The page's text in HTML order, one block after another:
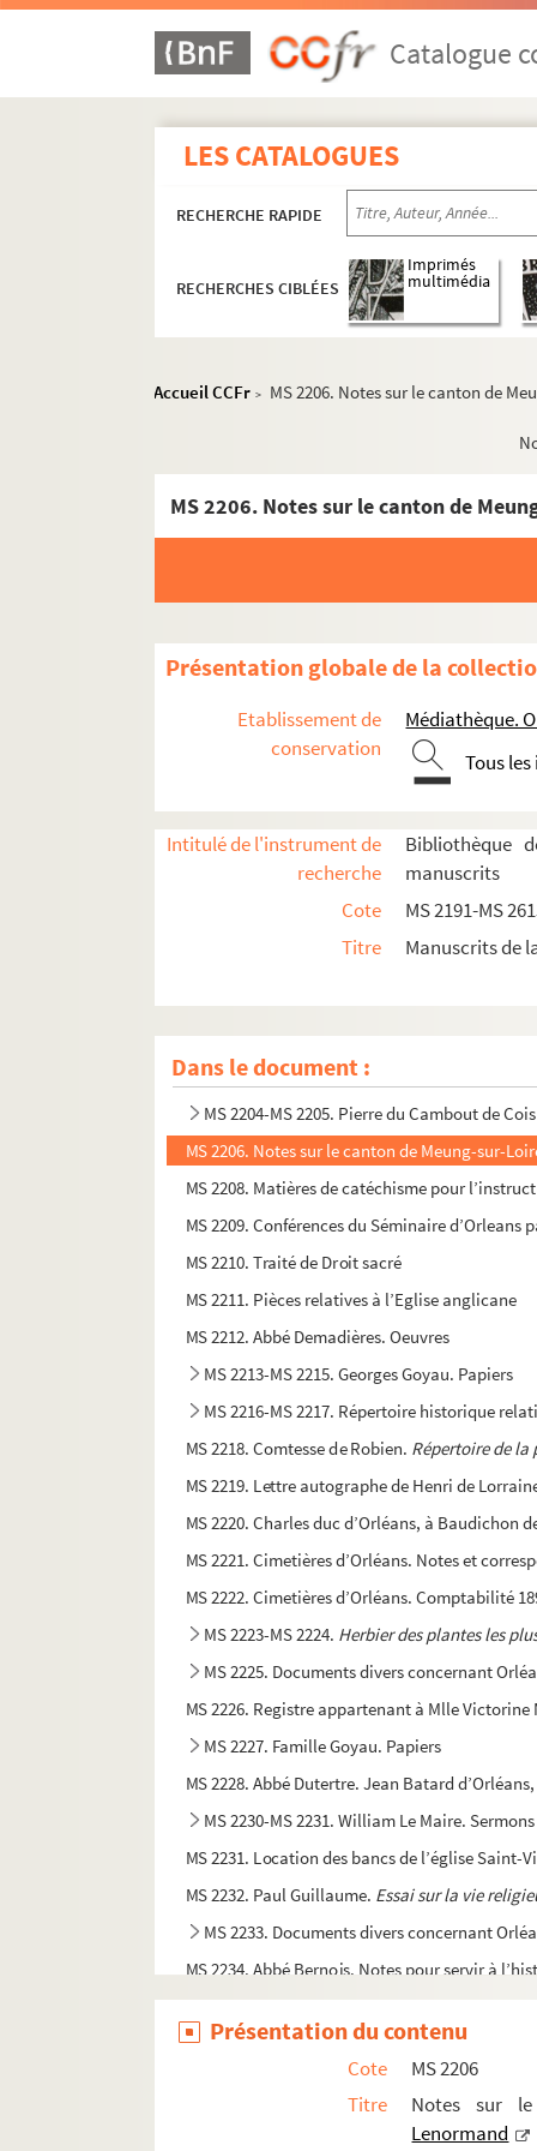
Catalogue
LES CATALOGUES
RECHERCHE RAPIDE
RECHERCHES CIBLÉES
Imprimés
multimédia
Accueil CCFr > MS 2206. Notes sur le canton de
MS 2206. Notes sur le canton de
Présentation globale de la
Etablissement de
conservation
Médiathèque.
Tous
Intitulé de l'instrument de
recherche
Bibliothèque
manuscrits
Cote
MS 2191-MS
Titre
Manuscrits de
Dans le document :
MS 2198. Table des auteurs contenus dans le
MS 2199. Pièces concernant la
MS 2200-MS 2203. Antiphonaire à l’usage
MS 2204-MS 2205. Pierre du Cambout de
MS 2206. Notes sur le canton de Meung-sur-
MS 2208. Matières de catéchisme pour
MS 2209. Conférences du Séminaire
MS 2210. Traité de Droit sacré
MS 2211. Pièces relatives à l’Eglise anglicane
MS 2212. Abbé Demadières. Oeuvres
MS 2213-MS 2215. Georges Goyau. Papiers
MS 2216-MS 2217. Répertoire historique
MS 2218. Comtesse de Robien. Répertoire de
MS 2219. Lettre autographe de Henri de
MS 2220. Charles duc d’Orléans, à
MS 2221. Cimetières d’Orléans. Notes et
MS 2222. Cimetières d’Orléans. Comptabilité
MS 2223-MS 2224. Herbier des plantes les
MS 2225. Documents divers concernant
MS 2226. Registre appartenant à Mlle
MS 2227. Famille Goyau. Papiers
MS 2228. Abbé Dutertre. Jean Batard
MS 2230-MS 2231. William Le Maire. Sermons
MS 2231. Location des bancs de l’église Saint-
MS 2232. Paul Guillaume. Essai sur la vie
MS 2233. Documents divers concernant
MS 2234. Abbé Bernois. Notes pour servir à
MS 2235. Abbé Bernois. Notes diverses
MS 2236. Archives paroissiales de Jouy-le-
MS 2237. Abbé Bernois. Aschères-le-Marché,
MS 2238. Commanderie de Saint-Marc
Présentation du contenu
Cote
MS 2206
Titre
Notes sur
Lenormand